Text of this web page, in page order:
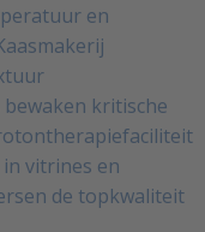
en
kritische
vitrines en
de topkwaliteit